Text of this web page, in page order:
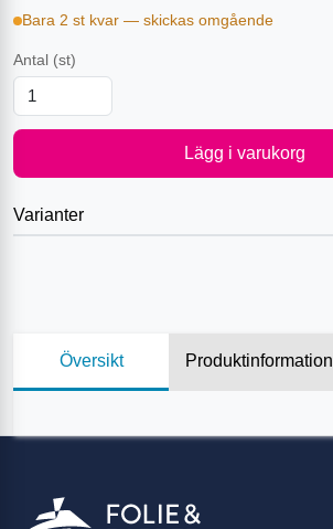
Bara 2 st kvar — skickas omgående
Antal (st)
Lägg i varukorg
Varianter
Översikt Produktinformation